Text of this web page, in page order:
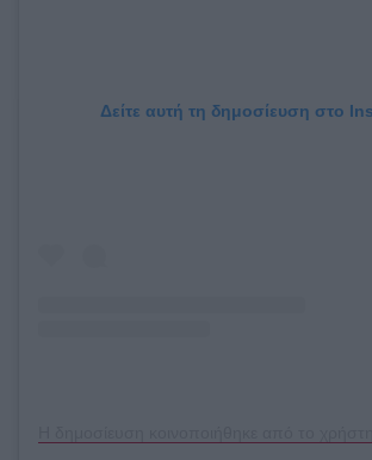
Δείτε αυτή τη δημοσίευση στο